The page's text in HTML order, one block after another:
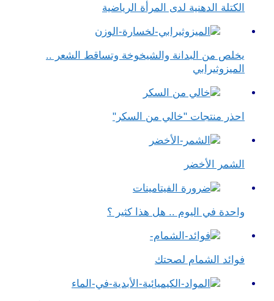
الكتلة الدهنية لدى المرأة الرياضية
يخلص من البدانة والشيخوخة وتساقط الشعر ..
الميزوثيرابي
احذر منتجات "خالي من السكر"
الشمر الأخضر
واحدة في اليوم .. هل هذا كثير ؟
فوائد الشمام لصحتك